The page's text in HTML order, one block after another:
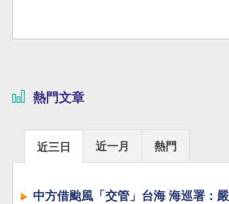
熱門文章
近三日 近一月 熱門
中方借颱風「交管」台海 海巡署：